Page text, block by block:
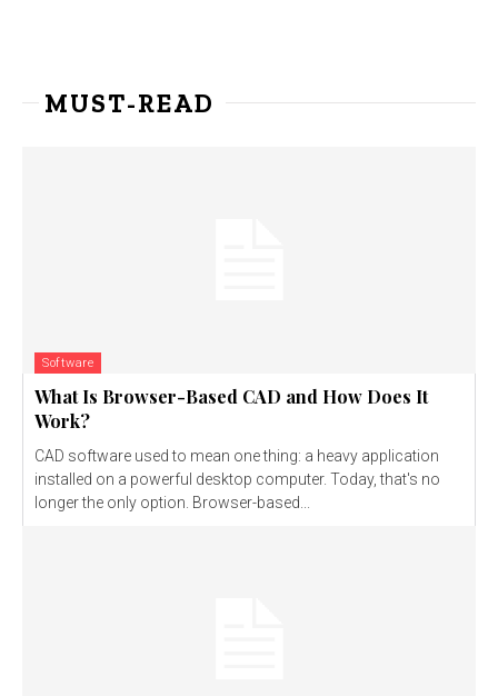
MUST-READ
Software
What Is Browser-Based CAD and How Does It
Work?
CAD software used to mean one thing: a heavy application
installed on a powerful desktop computer. Today, that's no
longer the only option. Browser-based...